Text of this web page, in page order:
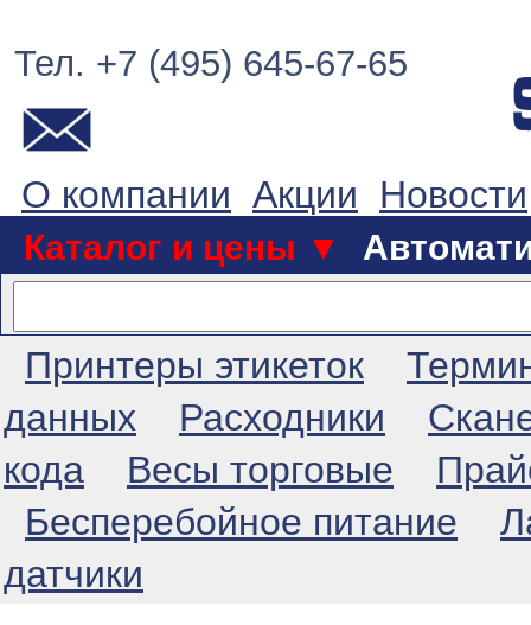
Тел. +7 (495) 645-67-65
О компании Акции Новости
Каталог и цены ▼
Принтеры этикеток
данных
Расходники
кода
Весы торговые
Бесперебойное питание
датчики